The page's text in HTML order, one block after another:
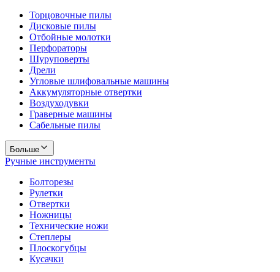
Торцовочные пилы
Дисковые пилы
Отбойные молотки
Перфораторы
Шуруповерты
Дрели
Угловые шлифовальные машины
Аккумуляторные отвертки
Воздуходувки
Граверные машины
Сабельные пилы
Больше
Ручные инструменты
Болторезы
Рулетки
Отвертки
Ножницы
Технические ножи
Степлеры
Плоскогубцы
Кусачки